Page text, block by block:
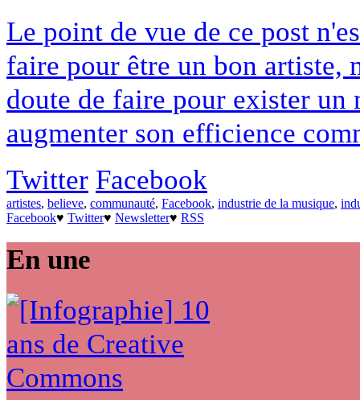
Le point de vue de ce post
faire pour être un bon artiste,
doute de faire pour exister
augmenter son efficience
Twitter Facebook
artistes, believe, communauté, Facebook, industrie de la musique,
Facebook♥ Twitter♥ Newsletter♥ RSS
En une